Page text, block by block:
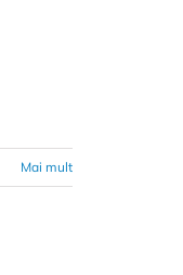
Mai mult